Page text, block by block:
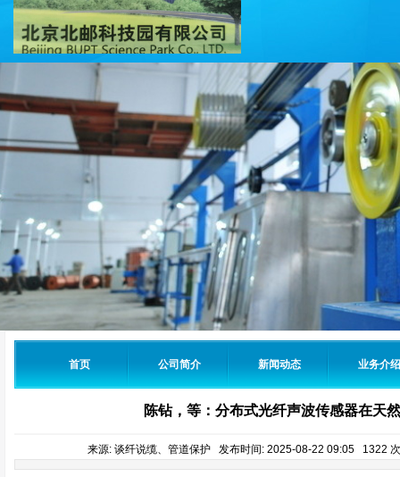
首页 公司简介 新闻动态 业务介绍
陈钻，等：分布式光纤声波传感器在天
来源: 谈纤说缆、管道保护 发布时间: 2025-08-22 09:05 1322